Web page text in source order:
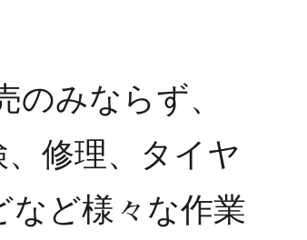
のみならず、
修理、タイヤ
など様々な作業